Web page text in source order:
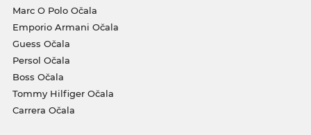
Marc O Polo Očala
Emporio Armani Očala
Guess Očala
Persol Očala
Boss Očala
Tommy Hilfiger Očala
Carrera Očala